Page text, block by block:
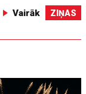
Vairāk ZIŅAS